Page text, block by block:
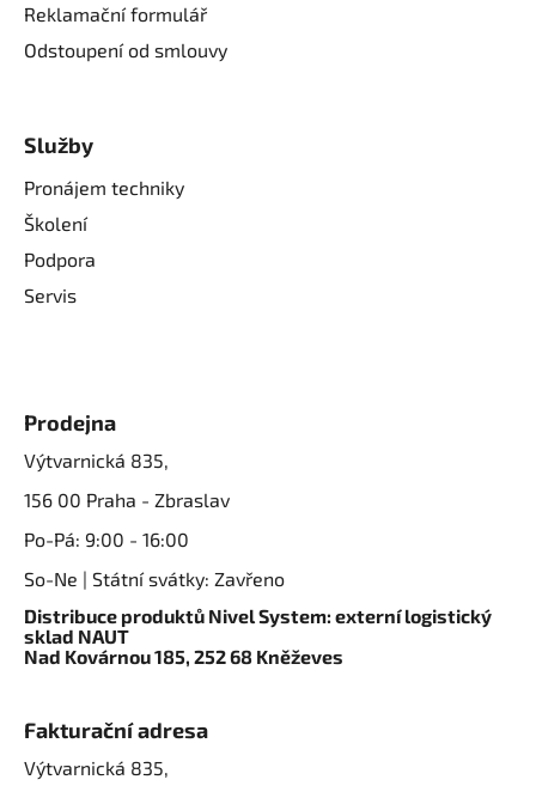
Reklamační formulář
Odstoupení od smlouvy
Služby
Pronájem techniky
Školení
Podpora
Servis
Prodejna
Výtvarnická 835,
156 00 Praha - Zbraslav
Po-Pá: 9:00 - 16:00
So-Ne | Státní svátky: Zavřeno
Distribuce produktů Nivel System: externí logistický
sklad NAUT
Nad Kovárnou 185, 252 68 Kněževes
Fakturační adresa
Výtvarnická 835,